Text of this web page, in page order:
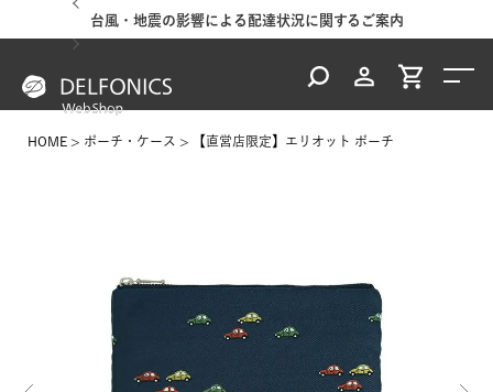
台風・地震の影響による配達状況に関するご案内
HOME ポーチ・ケース 【直営店限定】エリオット ポーチ